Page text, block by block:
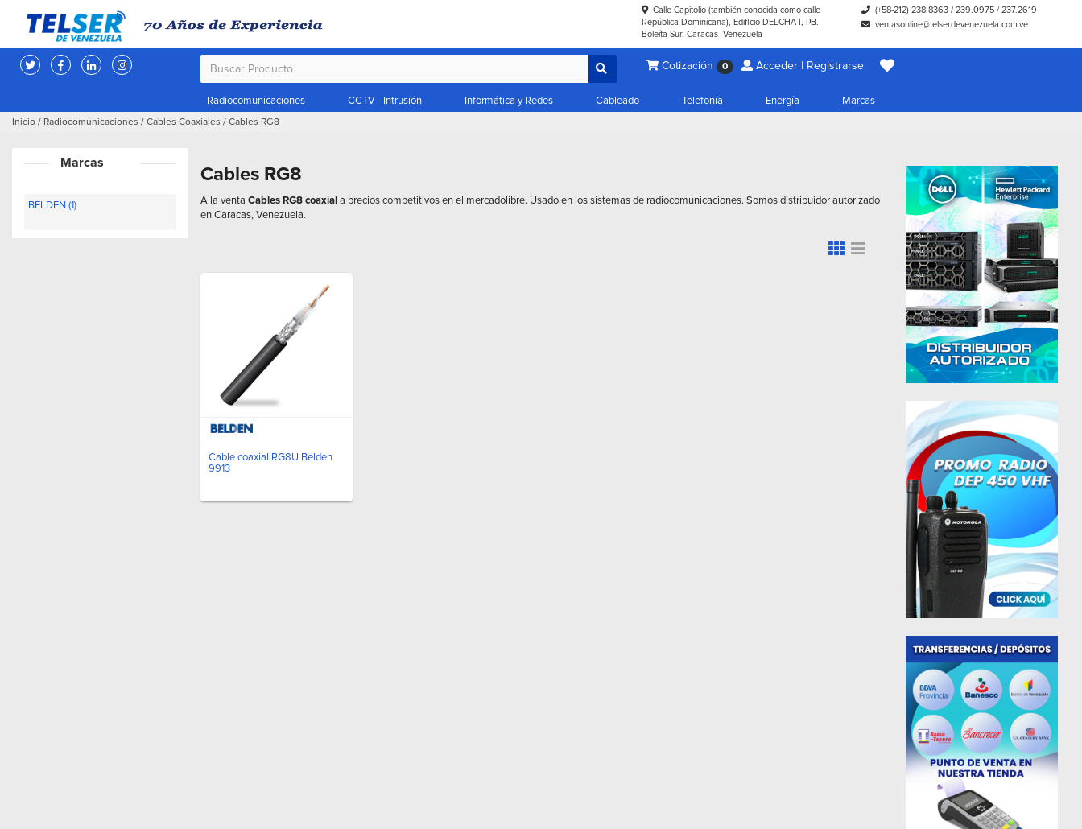
Calle Capitolio (también conocida como calle
República Dominicana), Edificio DELCHA I, PB.
Boleíta Sur. Caracas- Venezuela
(+58-212) 238.8363 /239.0975 /237.2619
ventasonline@telserdevenezuela.com.ve
Cotización 0 Acceder | Registrarse
Radiocomunicaciones CCTV - Intrusión Informática y Redes Cableado Telefonía Energía Marcas
Inicio / Radiocomunicaciones / Cables Coaxiales / Cables RG8
Marcas
BELDEN (1)
Cables RG8
A la venta Cables RG8 coaxiala precios competitivos en el mercadolibre. Usado en los sistemas de radiocomunicaciones. Somos distribuidor autorizado
en Caracas, Venezuela.
Cable coaxial RG8U Belden
9913